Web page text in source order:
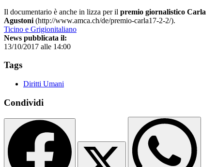
Il documentario è anche in lizza per il premio giornalistico Carla
Agustoni (http://www.amca.ch/de/premio-carla17-2-2/).
Ticino e Grigionitaliano
News pubblicata il:
13/10/2017 alle 14:00
Tags
Diritti Umani
Condividi